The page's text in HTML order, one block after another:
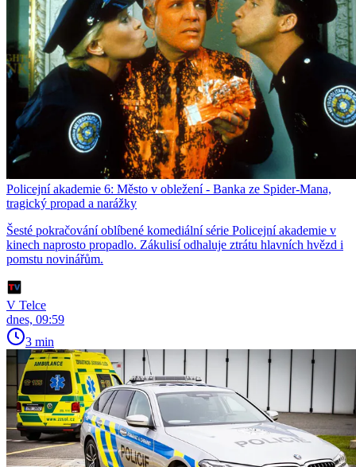
Policejní akademie 6: Město v obležení - Banka ze Spider-Mana,
tragický propad a narážky
Šesté pokračování oblíbené komediální série Policejní akademie v
kinech naprosto propadlo. Zákulisí odhaluje ztrátu hlavních hvězd i
pomstu novinářům.
V Telce
dnes, 09:59
3 min